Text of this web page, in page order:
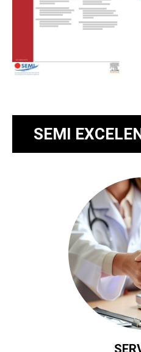
SEMI